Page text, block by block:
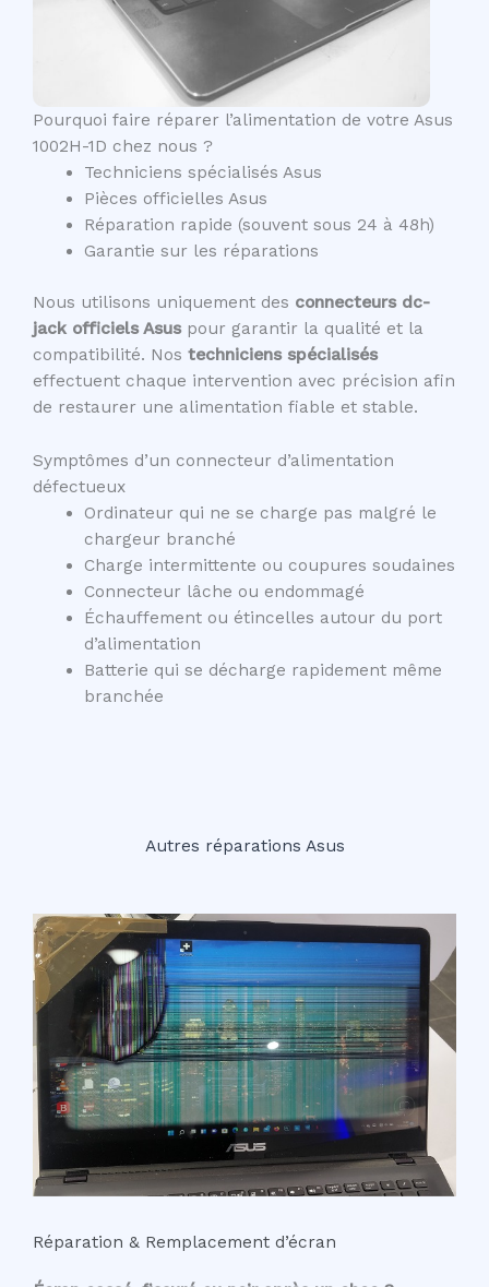
Pourquoi faire réparer l’alimentation de votre Asus
1002H-1D chez nous ?
Techniciens spécialisés Asus
Pièces officielles Asus
Réparation rapide (souvent sous 24 à 48h)
Garantie sur les réparations
Nous utilisons uniquement des connecteurs dc-
jack officiels Asuspour garantir la qualité et la
compatibilité. Nos techniciens spécialisés
effectuent chaque intervention avec précision afin
de restaurer une alimentation fiable et stable.
Symptômes d’un connecteur d’alimentation
défectueux
Ordinateur qui ne se charge pas malgré le
chargeur branché
Charge intermittente ou coupures soudaines
Connecteur lâche ou endommagé
Échauffement ou étincelles autour du port
d’alimentation
Batterie qui se décharge rapidement même
branchée
Autres réparations Asus
Réparation & Remplacement d’écran